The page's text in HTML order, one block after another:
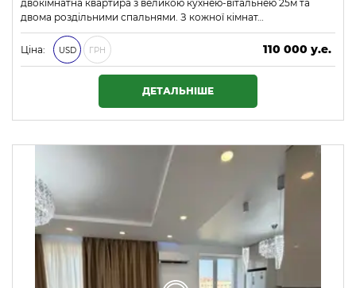
двокімнатна квартира з великою кухнею-вітальнею 25м та
двома роздільними спальнями. З кожної кімнат…
Ціна: USD ГРН
110 000 у.е.
4 730 000 ₴
ДЕТАЛЬНІШЕ